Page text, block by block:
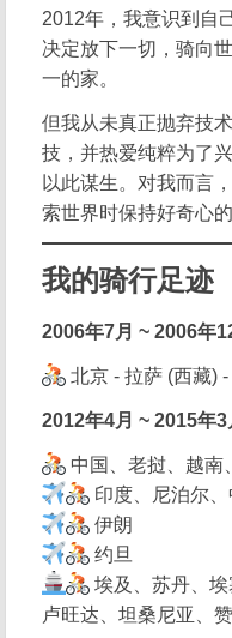
2012年，我意识到自
决定放下一切，骑向
一的家。
但我从未真正抛弃技
技，并热爱纯粹为了
以此谋生。对我而言
索世界时保持好奇心
我的骑行足迹
2006年7月 ~ 2006年
北京 - 拉萨 (西藏)
2012年4月 ~ 2015年3
中国、老挝、越南
印度、尼泊尔
伊朗
约旦
埃及、苏丹、埃
卢旺达、坦桑尼亚、